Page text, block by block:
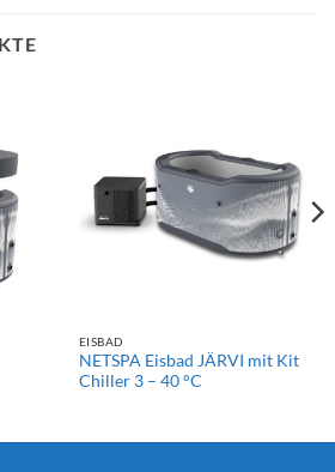
EISBAD
NETSPA Eisbad JÄRVI mit Kit
Chiller 3 – 40 °C